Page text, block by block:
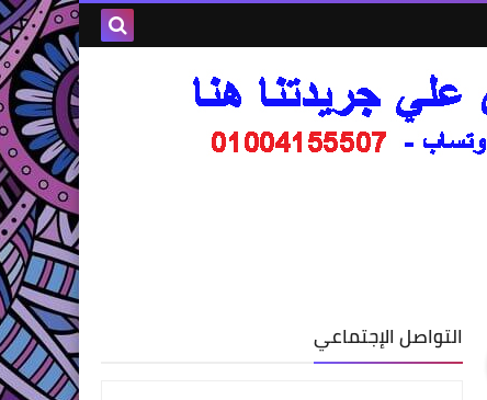
التواصل الإجتماعي